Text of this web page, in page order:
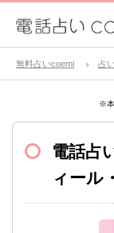
無料占いcoemi 占
※本
電話占
ィール